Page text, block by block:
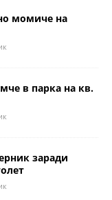
момиче на
в парка на кв.
заради